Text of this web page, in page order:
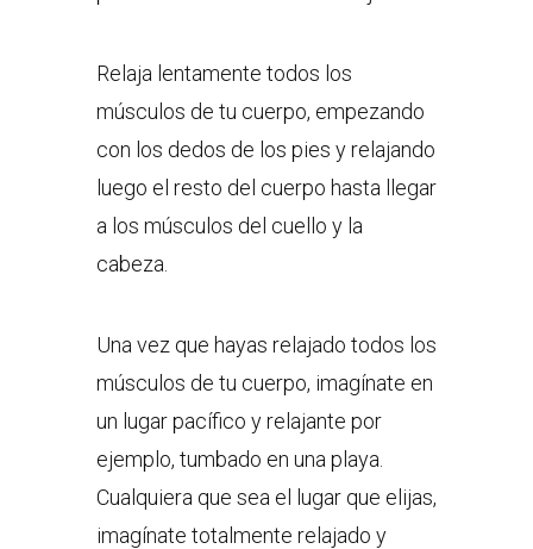
Relaja lentamente todos los
músculos de tu cuerpo, empezando
con los dedos de los pies y relajando
luego el resto del cuerpo hasta llegar
a los músculos del cuello y la
cabeza.
Una vez que hayas relajado todos los
músculos de tu cuerpo, imagínate en
un lugar pacífico y relajante por
ejemplo, tumbado en una playa.
Cualquiera que sea el lugar que elijas,
imagínate totalmente relajado y